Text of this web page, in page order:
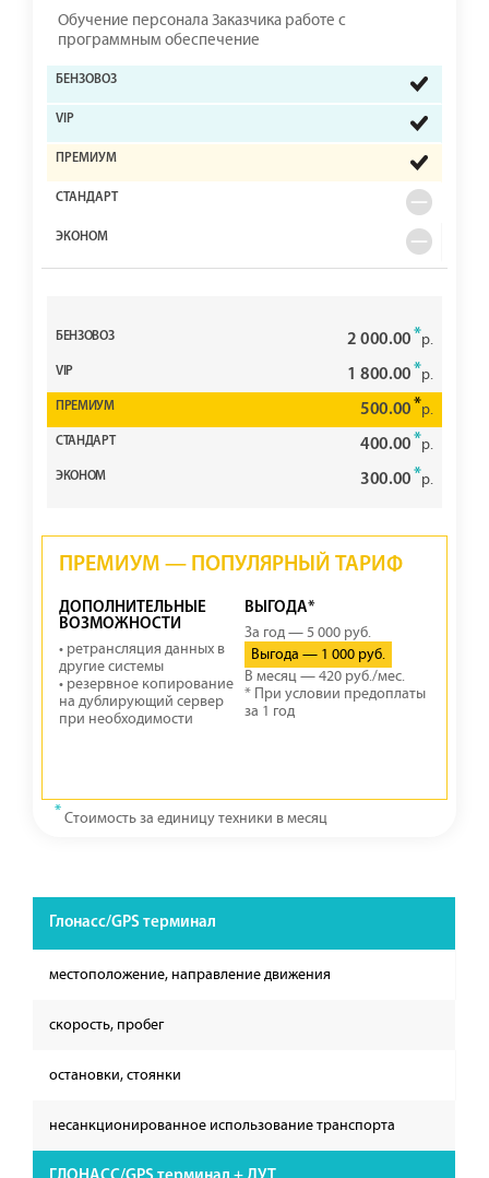
Обучение персонала Заказчика работе с
программным обеспечение
2 000.00*р.
1 800.00*р.
500.00*р.
400.00*р.
300.00*р.
ПРЕМИУМ — ПОПУЛЯРНЫЙ ТАРИФ
ДОПОЛНИТЕЛЬНЫЕ
ВОЗМОЖНОСТИ
• ретрансляция данных в
другие системы
• резервное копирование
на дублирующий сервер
при необходимости
ВЫГОДА*
За год — 5 000 руб.
Выгода — 1 000 руб.
В месяц — 420 руб./мес.
* При условии предоплаты
за 1 год
* Стоимость за единицу техники в месяц
Глонасс/GPS терминал
местоположение, направление движения
скорость, пробег
остановки, стоянки
несанкционированное использование транспорта